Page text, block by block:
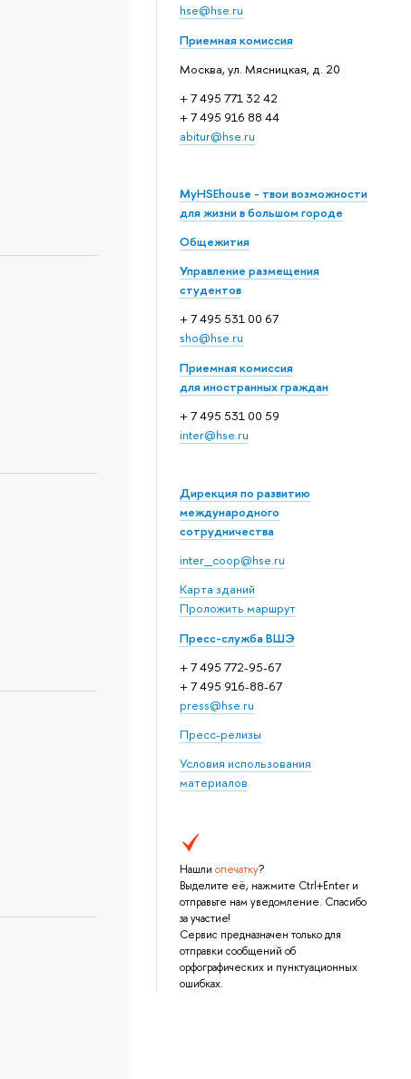
hse@hse.ru
Приемная комиссия
Москва, ул. Мясницкая, д. 20
+ 7 495 771 32 42
+ 7 495 916 88 44
abitur@hse.ru
MyHSEhouse - твои возможности
для жизни в большом городе
Общежития
Управление размещения
студентов
+ 7 495 531 00 67
sho@hse.ru
Приемная комиссия
для иностранных граждан
+ 7 495 531 00 59
inter@hse.ru
Дирекция по развитию
международного
сотрудничества
inter_coop@hse.ru
Карта зданий
Проложить маршрут
Пресс-служба ВШЭ
+ 7 495 772-95-67
+ 7 495 916-88-67
press@hse.ru
Пресс-релизы
Условия использования
материалов
Нашли опечатку?
Выделите её, нажмите Ctrl+Enter и
отправьте нам уведомление. Спасибо
за участие!
Сервис предназначен только для
отправки сообщений об
орфографических и пунктуационных
ошибках.